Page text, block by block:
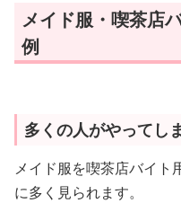
メイド服・喫茶店
例
多くの人がやってし
メイド服を喫茶店バイト
に多く見られます。